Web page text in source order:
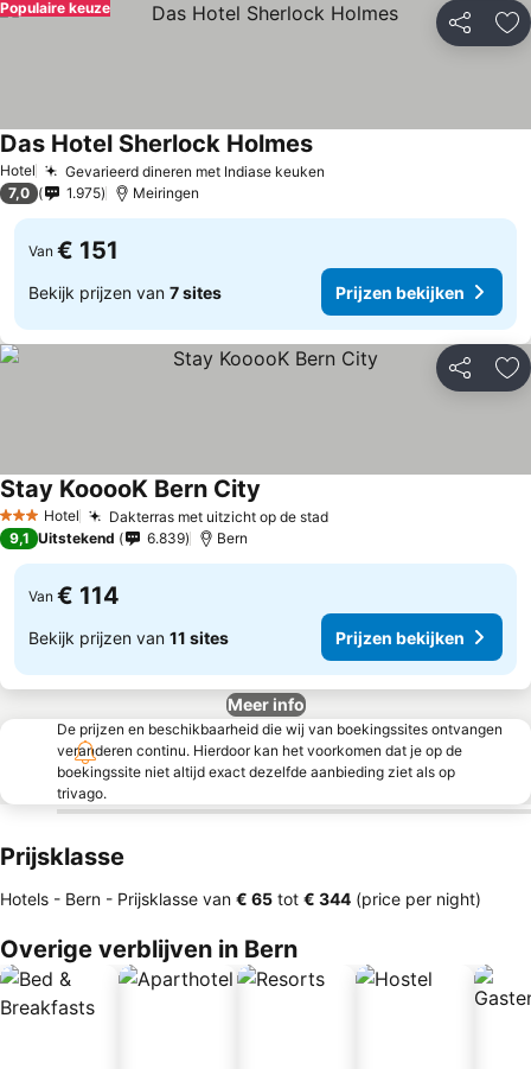
Delen
Populaire keuze
Hotel Gevarieerd dineren met Indiase keuken
Das Hotel Sherlock Holmes
7,0 1.975 Meiringen
Van € 151
Bekijk prijzen van 7 sites Prijzen bekijken
Delen
3 SterrenHotel Dakterras met uitzicht op de stad
Stay KooooK Bern City
9,1 Uitstekend 6.839 Bern
Van € 114
Bekijk prijzen van 11 sites Prijzen bekijken
Meer info
De prijzen en beschikbaarheid die wij van boekingssites ontvangen
veranderen continu. Hierdoor kan het voorkomen dat je op de
boekingssite niet altijd exact dezelfde aanbieding ziet als op
trivago.
Prijsklasse
Hotels - Bern - Prijsklasse van ‎€ 65 tot ‎€ 344 (price per night)
Overige verblijven in Bern